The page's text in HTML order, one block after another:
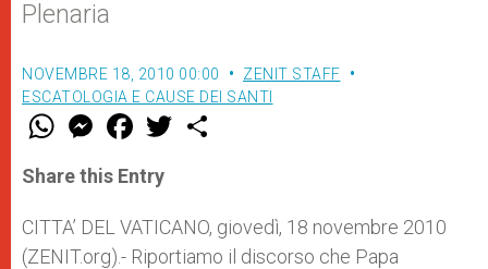
Plenaria
NOVEMBRE 18, 2010 00:00
ZENIT STAFF
ESCATOLOGIA E CAUSE DEI SANTI
W
t
s
p
p
M
e
s
e
g
e
r
F
a
e
b
o
k
w
r
Share this Entry
CITTA’ DEL VATICANO, giovedì, 18 novembre 2010
(ZENIT.org).- Riportiamo il discorso che Papa